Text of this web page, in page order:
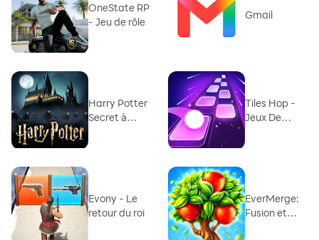
OneState RP
- Jeu de rôle
Gmail
Harry Potter
Secret à
Tiles Hop -
Jeux De
Evony - Le
retour du roi
EverMerge:
Fusion et